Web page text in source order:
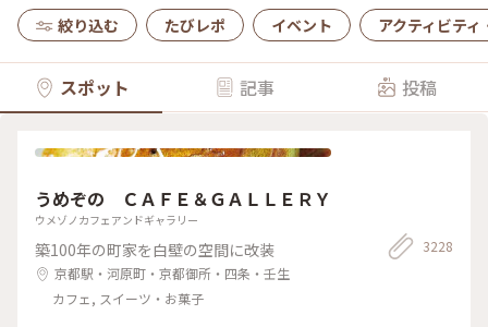
絞り込む たびレポ イベント アクティビティ
スポット 記事 投稿
うめぞの ＣＡＦＥ＆ＧＡＬＬＥＲＹ
ウメゾノカフェアンドギャラリー
築100年の町家を白壁の空間に改装
京都駅・河原町・京都御所・四条・壬生
カフェ, スイーツ・お菓子
3228